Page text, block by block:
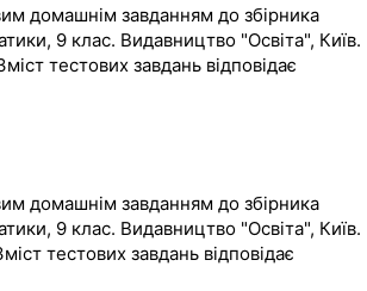
домашнім завданням до збірника
9 клас. Видавництво "Освіта", Київ.
тестових завдань відповідає
домашнім завданням до збірника
9 клас. Видавництво "Освіта", Київ.
тестових завдань відповідає